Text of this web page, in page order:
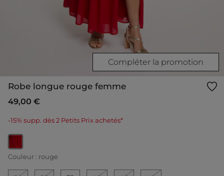
Compléter la promotion
Robe longue rouge femme
49,00 €
-15% supp. dès 2 Petits Prix achetés*
selected
Couleur : rouge